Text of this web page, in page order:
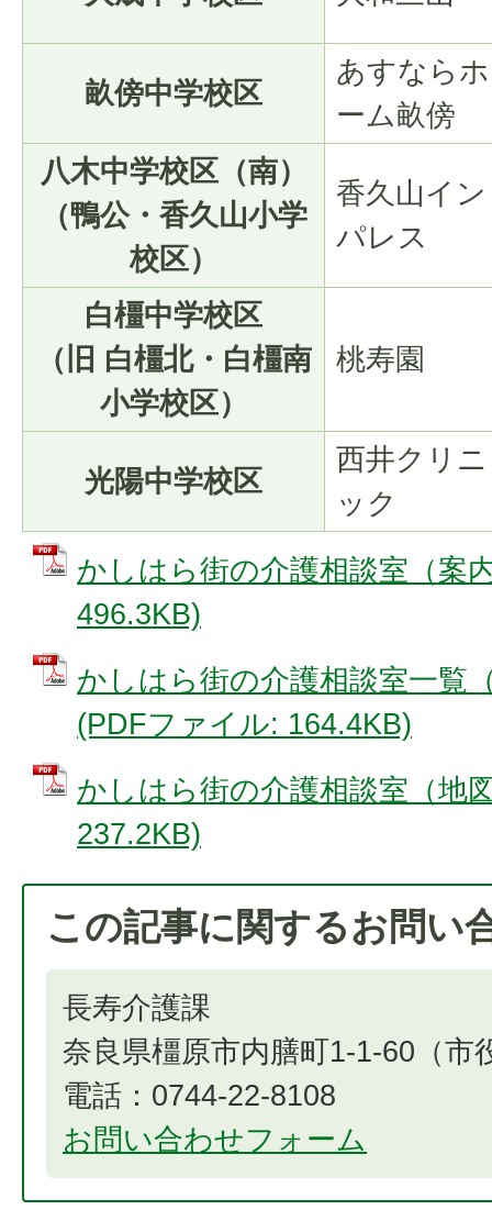
畝傍中学校区
あすならホ
ーム畝傍
八木中学校区（南）
（鴨公・香久山小学
校区）
香久山イン
パレス
白橿中学校区
（旧 白橿北・白橿南
小学校区）
桃寿園
光陽中学校区
西井クリニ
ック
かしはら街の介護相談室（案
496.3KB)
かしはら街の介護相談室一覧
(PDFファイル: 164.4KB)
かしはら街の介護相談室（地
237.2KB)
この記事に関するお問い
長寿介護課
奈良県橿原市内膳町1-1-60（市
電話：0744-22-8108
お問い合わせフォーム